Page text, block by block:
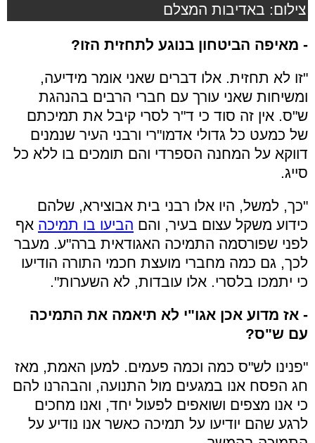
צילום: באדיבות המצלם
- מאיפה הביטחון בנוגע לתחזית הזו?
"זו לא תחזית. אלו דברים שאני אומר מידיעה,
ומשיחות שאני עורך עם חברי הרבים בהנהגת
ש"ס. אין זה סוד כי ד"ר לסרי קיבל את תמיכתם
של כמעט כל גדולי אדמו"רי ורבני העיר שנמנים
דווקא על המחנה הספרדי והם תומכים בו ללא כל
סייג.
"כך, למשל, היו אלו רבני בית אבוצירא, שלהם
כידוע משקל עצום בעיר, והם הביעו בו תמיכה אף
לפני שפורסמה התמיכה האגודאית ברה"ע. מעבר
לכך, גם כמה מחברי מועצת חכמי התורה הודיעו
כי יתמכו בלסרי. אלו עובדות, לא השערות".
- אז מדוע אכן אגו"י לא תיאמה את התמיכה
עם ש"ס?
"פנינו לש"ס כמה וכמה פעמים. למען האמת, מאז
חג הפסח אנו במגעים מול התנועה, והבהרנו להם
כי אנו מצפים ושואפים לפעול יחד, ואנו מחכים
לרגע שהם יודיעו על תמיכה כאשר אנו נודיע על